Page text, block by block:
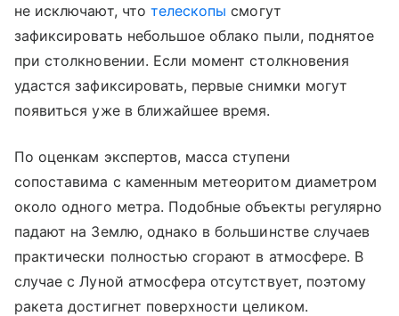
не исключают, что телескопы смогут
зафиксировать небольшое облако пыли, поднятое
при столкновении. Если момент столкновения
удастся зафиксировать, первые снимки могут
появиться уже в ближайшее время.
По оценкам экспертов, масса ступени
сопоставима с каменным метеоритом диаметром
около одного метра. Подобные объекты регулярно
падают на Землю, однако в большинстве случаев
практически полностью сгорают в атмосфере. В
случае с Луной атмосфера отсутствует, поэтому
ракета достигнет поверхности целиком.